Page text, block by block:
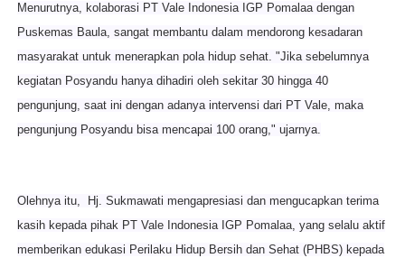
Menurutnya, kolaborasi PT Vale Indonesia IGP Pomalaa dengan
Puskemas Baula, sangat membantu dalam mendorong kesadaran
masyarakat untuk menerapkan pola hidup sehat. "Jika sebelumnya
kegiatan Posyandu hanya dihadiri oleh sekitar 30 hingga 40
pengunjung, saat ini dengan adanya intervensi dari PT Vale, maka
pengunjung Posyandu bisa mencapai 100 orang," ujarnya.
Olehnya itu, Hj. Sukmawati mengapresiasi dan mengucapkan terima
kasih kepada pihak PT Vale Indonesia IGP Pomalaa, yang selalu aktif
memberikan edukasi Perilaku Hidup Bersih dan Sehat (PHBS) kepada